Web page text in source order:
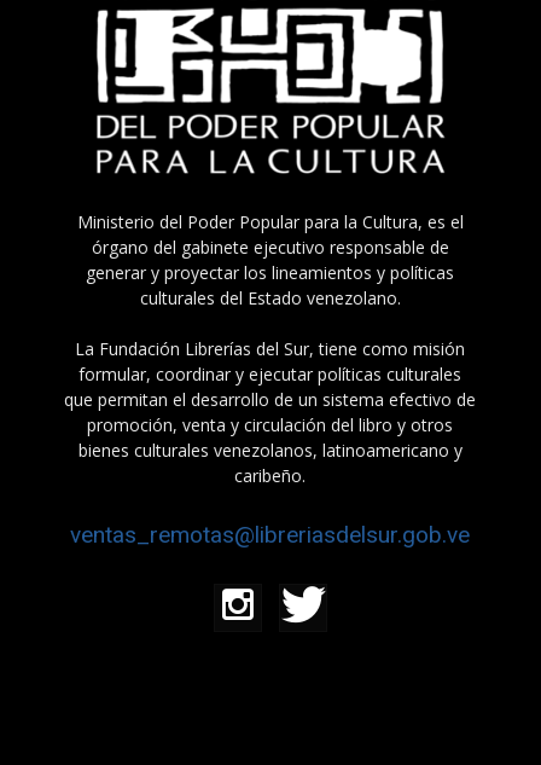
Ministerio del Poder Popular para la Cultura, es el
órgano del gabinete ejecutivo responsable de
generar y proyectar los lineamientos y políticas
culturales del Estado venezolano.
La Fundación Librerías del Sur, tiene como misión
formular, coordinar y ejecutar políticas culturales
que permitan el desarrollo de un sistema efectivo de
promoción, venta y circulación del libro y otros
bienes culturales venezolanos, latinoamericano y
caribeño.
ventas_remotas@libreriasdelsur.gob.ve